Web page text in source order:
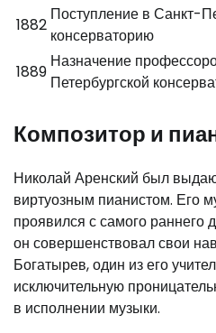
1882
Поступление в Санкт-
консерваторию
1889
Назначение
Петербургской
Композитор и
Николай Аренский был
виртуозным пианистом. Его
проявился с самого раннего
он совершенствовал свои
Богатырев, один из его
исключительную
в исполнении музыки.